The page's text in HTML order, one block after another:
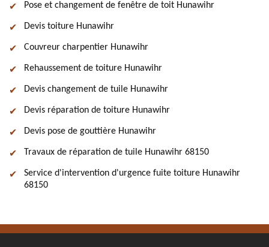
Pose et changement de fenêtre de toit Hunawihr
Devis toiture Hunawihr
Couvreur charpentier Hunawihr
Rehaussement de toiture Hunawihr
Devis changement de tuile Hunawihr
Devis réparation de toiture Hunawihr
Devis pose de gouttière Hunawihr
Travaux de réparation de tuile Hunawihr 68150
Service d'intervention d'urgence fuite toiture Hunawihr
68150